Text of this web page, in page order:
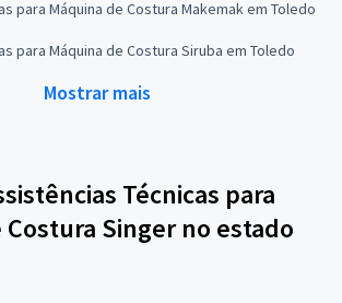
para Máquina de Costura Makemak em Toledo
para Máquina de Costura Siruba em Toledo
Mostrar mais
Técnicas para
Costura Singer no estado